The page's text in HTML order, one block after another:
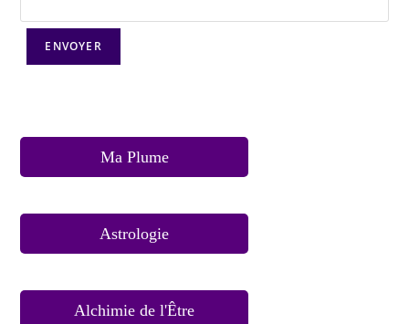
Ma Plume
Astrologie
Alchimie de l'Être